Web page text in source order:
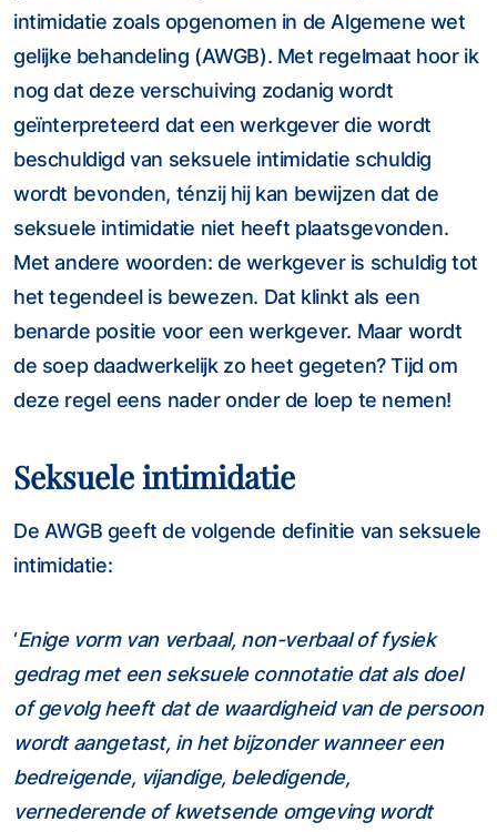
intimidatie zoals opgenomen in de Algemene wet
gelijke behandeling (AWGB). Met regelmaat hoor ik
nog dat deze verschuiving zodanig wordt
geïnterpreteerd dat een werkgever die wordt
beschuldigd van seksuele intimidatie schuldig
wordt bevonden, ténzij hij kan bewijzen dat de
seksuele intimidatie niet heeft plaatsgevonden.
Met andere woorden: de werkgever is schuldig tot
het tegendeel is bewezen. Dat klinkt als een
benarde positie voor een werkgever. Maar wordt
de soep daadwerkelijk zo heet gegeten? Tijd om
deze regel eens nader onder de loep te nemen!
Seksuele intimidatie
De AWGB geeft de volgende definitie van seksuele
intimidatie:
‘Enige vorm van verbaal, non-verbaal of fysiek
gedrag met een seksuele connotatie dat als doel
of gevolg heeft dat de waardigheid van de persoon
wordt aangetast, in het bijzonder wanneer een
bedreigende, vijandige, beledigende,
vernederende of kwetsende omgeving wordt